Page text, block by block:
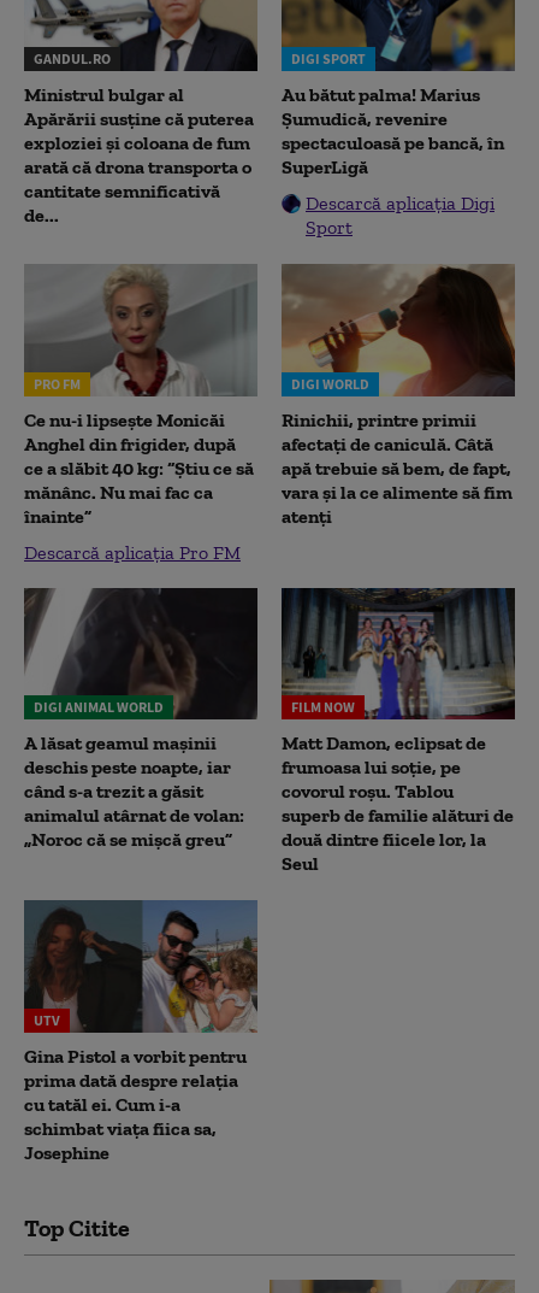
GANDUL.RO
Ministrul bulgar al
Apărării susține că puterea
exploziei și coloana de fum
arată că drona transporta o
cantitate semnificativă
de...
DIGI SPORT
Au bătut palma! Marius
Șumudică, revenire
spectaculoasă pe bancă, în
SuperLigă
Descarcă aplicația Digi
Sport
PRO FM
Ce nu-i lipsește Monicăi
Anghel din frigider, după
ce a slăbit 40 kg: “Știu ce să
mănânc. Nu mai fac ca
înainte”
Descarcă aplicația Pro FM
DIGI WORLD
Rinichii, printre primii
afectați de caniculă. Câtă
apă trebuie să bem, de fapt,
vara și la ce alimente să fim
atenți
DIGI ANIMAL WORLD
A lăsat geamul mașinii
deschis peste noapte, iar
când s-a trezit a găsit
animalul atârnat de volan:
„Noroc că se mișcă greu”
FILM NOW
Matt Damon, eclipsat de
frumoasa lui soție, pe
covorul roșu. Tablou
superb de familie alături de
două dintre fiicele lor, la
Seul
UTV
Gina Pistol a vorbit pentru
prima dată despre relația
cu tatăl ei. Cum i-a
schimbat viața fiica sa,
Josephine
Top Citite